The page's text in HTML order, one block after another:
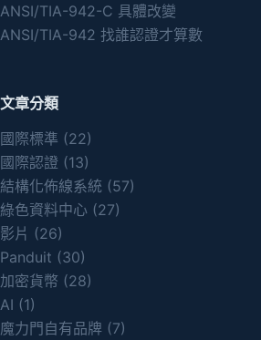
ANSI/TIA-942-C 具體改變
ANSI/TIA-942 找誰認證才算數
文章分類
國際標準 (22)
國際認證 (13)
結構化佈線系統 (57)
綠色資料中心 (27)
影片 (26)
Panduit (30)
加密貨幣 (28)
AI (1)
魔力門自有品牌 (7)